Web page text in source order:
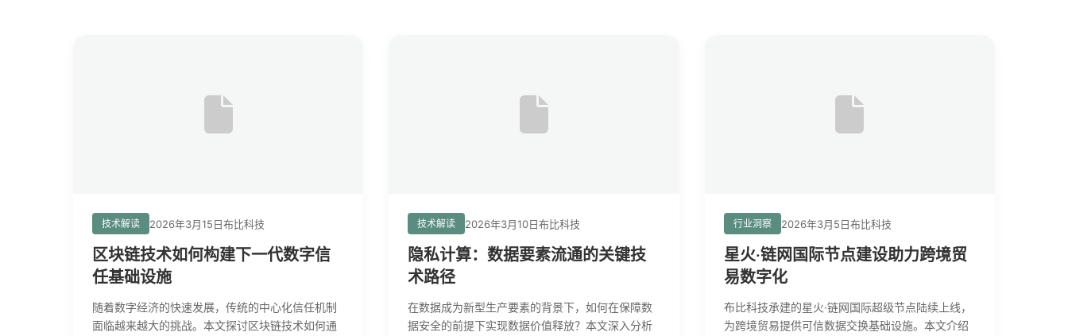
技术解读 2026年3月15日布比科技
区块链技术如何构建下一代数字信
任基础设施
随着数字经济的快速发展，传统的中心化信任机制
面临越来越大的挑战。本文探讨区块链技术如何通
技术解读 2026年3月10日布比科技
隐私计算：数据要素流通的关键技
术路径
在数据成为新型生产要素的背景下，如何在保障数
据安全的前提下实现数据价值释放？本文深入分析
行业洞察 2026年3月5日布比科技
星火·链网国际节点建设助力跨境贸
易数字化
布比科技承建的星火·链网国际超级节点陆续上线，
为跨境贸易提供可信数据交换基础设施。本文介绍